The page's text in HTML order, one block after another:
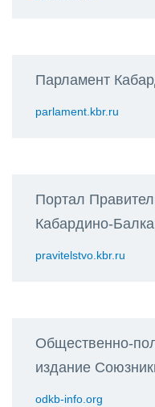
Парламент
parlament.kbr.ru
Портал
Кабардино-
pravitelstvo.kbr.ru
Общественно-
издание
odkb-info.org